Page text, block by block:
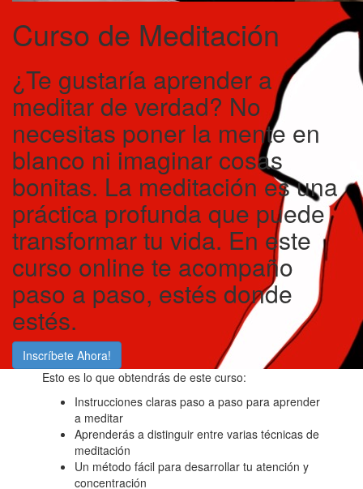
Curso de Meditación
¿Te gustaría aprender a
meditar de verdad? No
necesitas poner la mente en
blanco ni imaginar cosas
bonitas. La meditación es una
práctica profunda que puede
transformar tu vida. En este
curso online te acompaño
paso a paso, estés donde
estés.
Inscríbete Ahora!
Esto es lo que obtendrás de este curso:
Instrucciones claras paso a paso para aprender
a meditar
Aprenderás a distinguir entre varias técnicas de
meditación
Un método fácil para desarrollar tu atención y
concentración